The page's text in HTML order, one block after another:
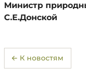
Министр
С.Е.Донской
← К новостям